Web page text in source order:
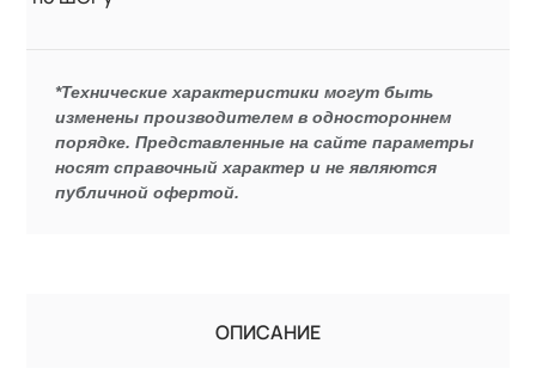
*Технические характеристики могут быть
изменены производителем в одностороннем
порядке. Представленные на сайте параметры
носят справочный характер и не являются
публичной офертой.
ОПИСАНИЕ